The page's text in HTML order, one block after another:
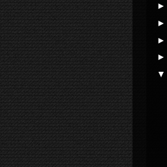
►
►
►
►
▼